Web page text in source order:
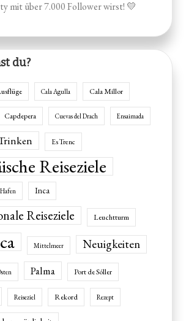
mit über 7.000 Follower wirst! 💛
du?
Cala Agulla Cala Millor
Capdepera Cuevas del Drach Ensaimada
Es Trenc
Reiseziele
Hafen Inca
Reiseziele Leuchtturm
Mittelmeer Neuigkeiten
Palma Port de Sóller
Reiseziel Rekord Rezept